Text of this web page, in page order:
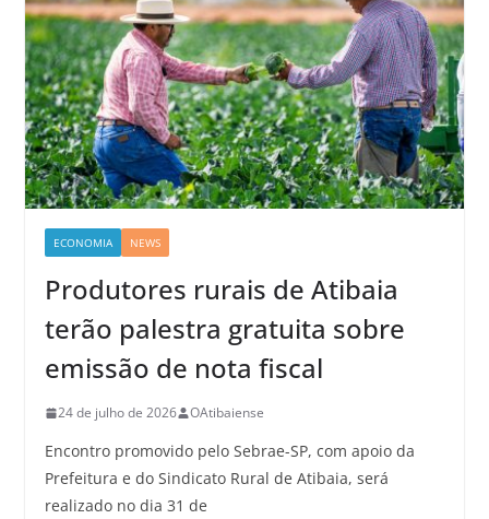
ECONOMIA NEWS
Produtores rurais de Atibaia
terão palestra gratuita sobre
emissão de nota fiscal
24 de julho de 2026 OAtibaiense
Encontro promovido pelo Sebrae-SP, com apoio da
Prefeitura e do Sindicato Rural de Atibaia, será
realizado no dia 31 de